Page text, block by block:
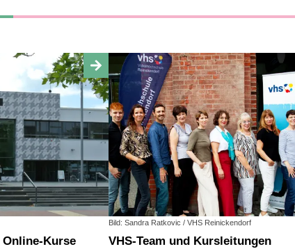
Online-Kurse
Bild: Sandra Ratkovic / VHS Reinickendorf
VHS-Team und Kursleitungen